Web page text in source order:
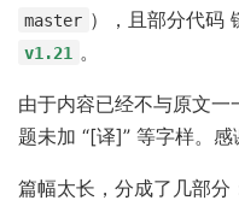
master ），且部分代码
v1.21 。
由于内容已经不与原文
题未加 “[译]” 等字样。感
篇幅太长，分成了几部分